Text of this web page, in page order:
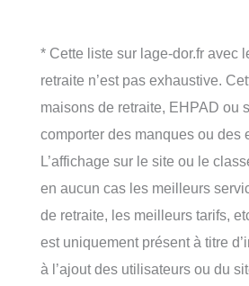
* Cette liste sur lage-dor.fr avec
retraite n’est pas exhaustive.
maisons de retraite, EHPAD ou
comporter des manques ou des
L’affichage sur le site ou le
en aucun cas les meilleurs
de retraite, les meilleurs tarifs,
est uniquement présent à titre
à l’ajout des utilisateurs ou du